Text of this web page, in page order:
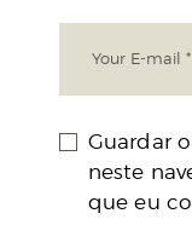
Guardar
neste
que eu